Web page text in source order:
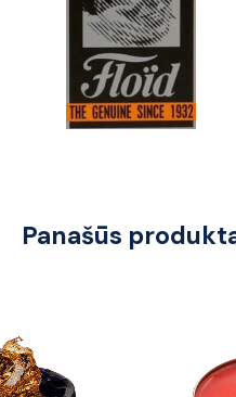
Panašūs